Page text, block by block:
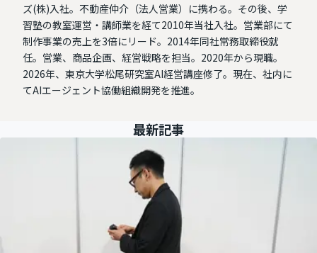
ズ(株)入社。不動産仲介（法人営業）に携わる。その後、学
習塾の教室運営・講師業を経て2010年当社入社。営業部にて
制作事業の売上を3倍にリード。2014年同社常務取締役就
任。営業、商品企画、経営戦略を担当。2020年から現職。
2026年、東京大学松尾研究室AI経営講座修了。現在、社内に
てAIエージェント協働組織開発を推進。
最新記事